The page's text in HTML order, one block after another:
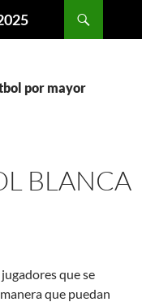
por mayor
BLANCA
que se
que puedan